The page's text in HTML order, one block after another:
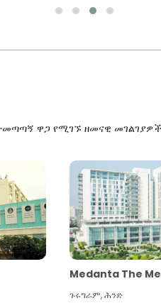
ዋጋ የሚገኙ ዘመናዊ
Medanta The
ጉሩግራም,ሕንድ